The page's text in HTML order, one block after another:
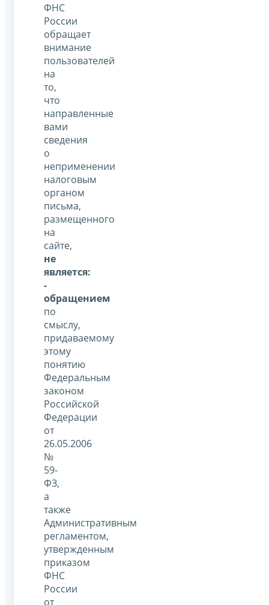
ФНС
России
обращает
внимание
пользователей
на
то,
что
направленные
вами
сведения
о
неприменении
налоговым
органом
письма,
размещенного
на
сайте,
не
является:
-
обращением
по
смыслу,
придаваемому
этому
понятию
Федеральным
законом
Российской
Федерации
от
26.05.2006
№
59-
ФЗ,
а
также
Административным
регламентом,
утвержденным
приказом
ФНС
России
от